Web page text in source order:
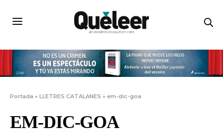
Portada »LLETRES CATALANES » em-dic-goa
EM-DIC-GOA